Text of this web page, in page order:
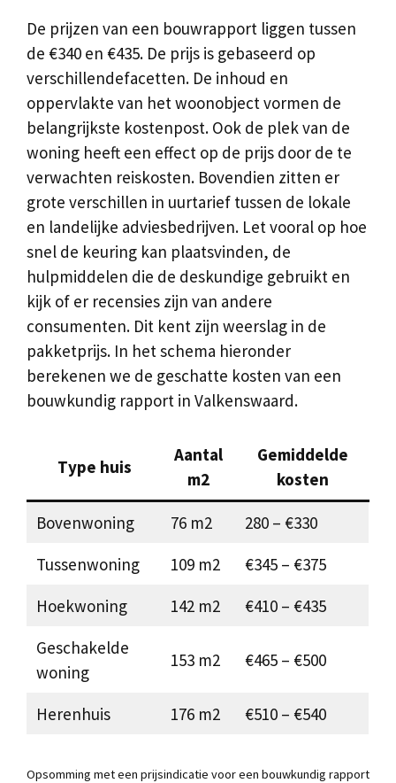
De prijzen van een bouwrapport liggen tussen
de €340 en €435. De prijs is gebaseerd op
verschillendefacetten. De inhoud en
oppervlakte van het woonobject vormen de
belangrijkste kostenpost. Ook de plek van de
woning heeft een effect op de prijs door de te
verwachten reiskosten. Bovendien zitten er
grote verschillen in uurtarief tussen de lokale
en landelijke adviesbedrijven. Let vooral op hoe
snel de keuring kan plaatsvinden, de
hulpmiddelen die de deskundige gebruikt en
kijk of er recensies zijn van andere
consumenten. Dit kent zijn weerslag in de
pakketprijs. In het schema hieronder
berekenen we de geschatte kosten van een
bouwkundig rapport in Valkenswaard.
Type huis
Aantal
m2
Gemiddelde
kosten
Bovenwoning 76 m2
280 – €330
Tussenwoning
109 m2
€345 – €375
Hoekwoning
142 m2
€410 – €435
Geschakelde
woning
153 m2 €465 – €500
Herenhuis 176 m2 €510 – €540
Opsomming met een prijsindicatie voor een bouwkundig rapport